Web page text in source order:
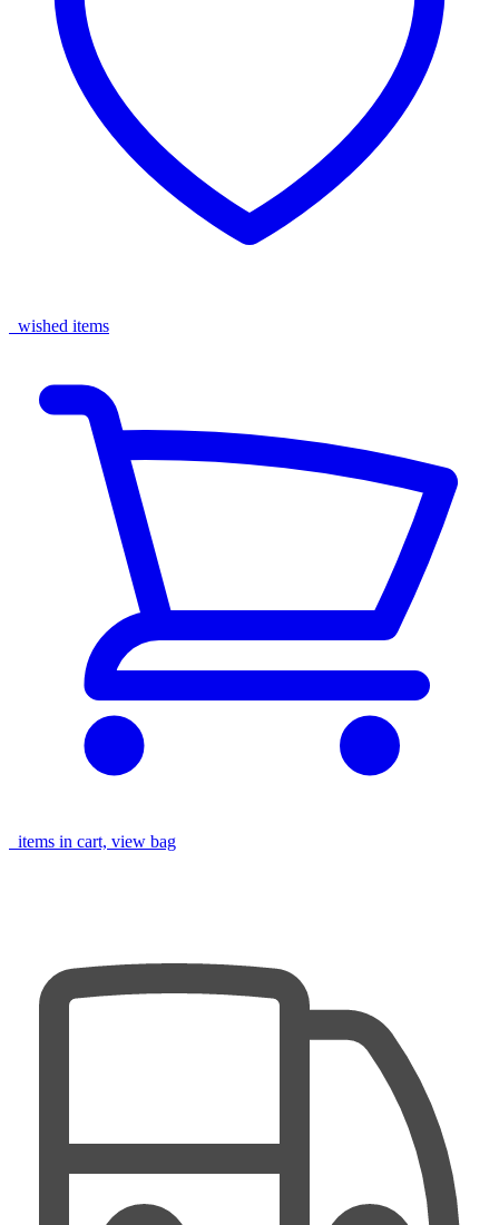
wished items
items in cart, view bag